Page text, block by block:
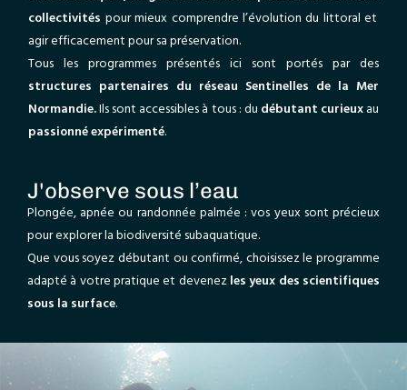
collectivités pour mieux comprendre l’évolution du littoral et
agir efficacement pour sa préservation.
Tous les programmes présentés ici sont portés par des
structures partenaires du réseau Sentinelles de la Mer
Normandie.Ils sont accessibles à tous : du débutant curieuxau
passionné expérimenté.
J'observe sous l’eau
Plongée, apnée ou randonnée palmée : vos yeux sont précieux
pour explorer la biodiversité subaquatique.
Que vous soyez débutant ou confirmé, choisissez le programme
adapté à votre pratique et devenezles yeux des scientifiques
sous la surface.